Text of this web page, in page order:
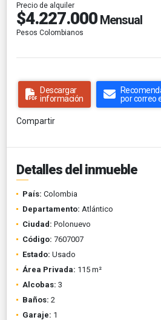
Precio de alquiler
$4.227.000 Mensual
Pesos Colombianos
Descargar
información
por correo
Compartir
Detalles del inmueble
País: Colombia
Departamento: Atlántico
Ciudad: Polonuevo
Código: 7607007
Estado: Usado
Área Privada: 115 m²
Alcobas: 3
Baños: 2
Garaje: 1